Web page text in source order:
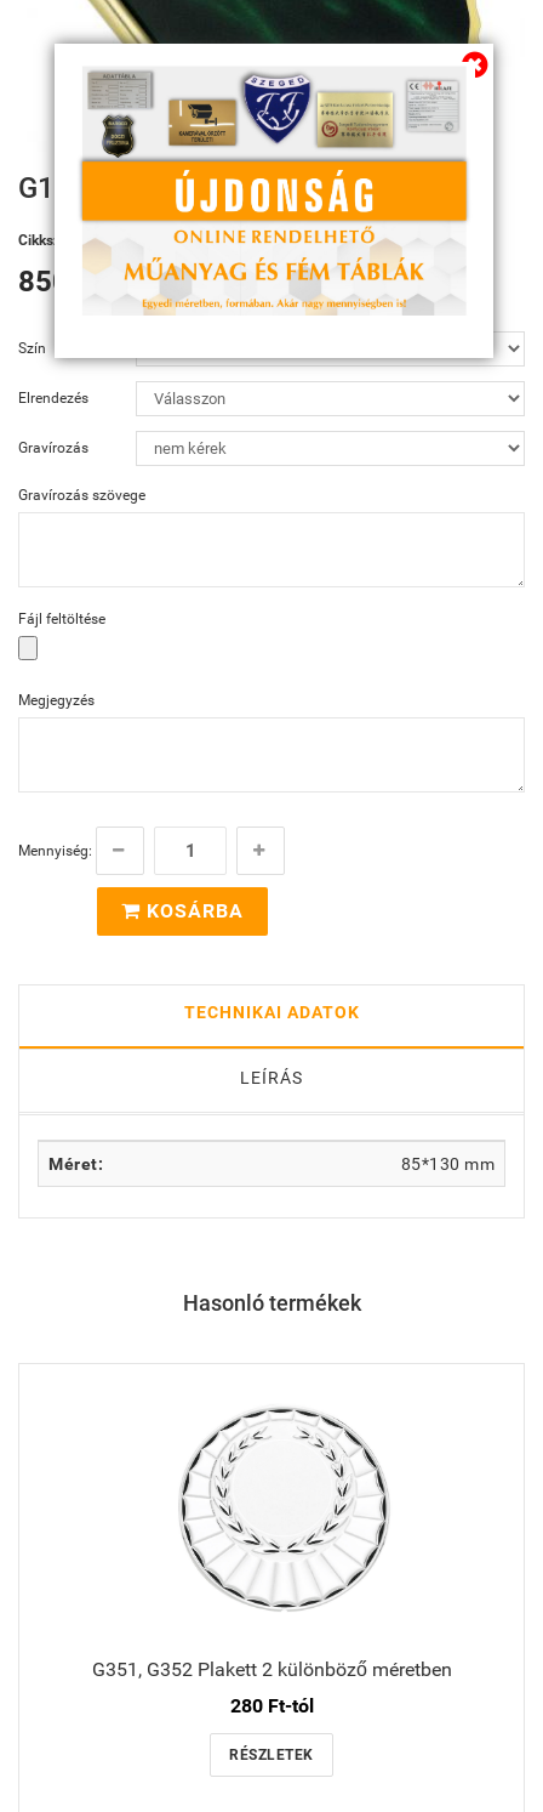
G191 Plakett
Cikkszám: G191
850 Ft
Szín
Elrendezés
Gravírozás
Gravírozás szövege
Fájl feltöltése
Megjegyzés
Mennyiség:
KOSÁRBA
TECHNIKAI ADATOK
LEÍRÁS
Méret: 85*130 mm
Hasonló termékek
G351, G352 Plakett 2 különböző méretben
280 Ft-tól
RÉSZLETEK